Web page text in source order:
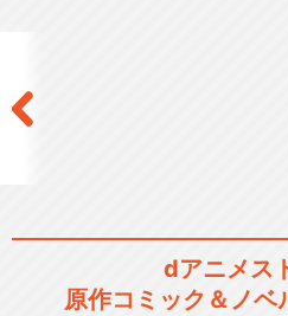
dアニメス
原作コミック＆ノベ